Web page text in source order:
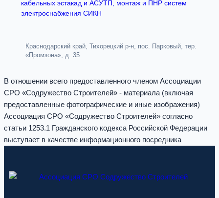
кабельных эстакад и АСУТП, монтаж и ПНР систем
электроснабжения СИКН
Краснодарский край, Тихорецкий р-н, пос. Парковый, тер.
«Промзона», д. 35
В отношении всего предоставленного членом Ассоциации
СРО «Содружество Строителей» - материала (включая
предоставленные фотографические и иные изображения)
Ассоциация СРО «Содружество Строителей» согласно
статьи 1253.1 Гражданского кодекса Российской Федерации
выступает в качестве информационного посредника